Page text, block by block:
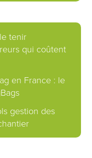
tenir
qui coûtent
en France : le
gestion des